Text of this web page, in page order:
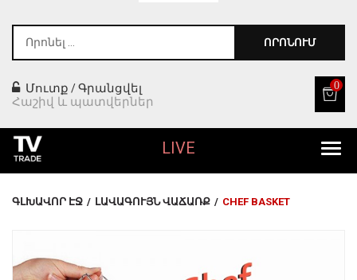
ՈՐՈՆՈՒՄ
Մուտք /Գրանցվել
Հաշիվ և պատվերներ
0
LIVE
ԳԼԽԱՎՈՐ ԷՋ / ԼԱՎԱԳՈՒՅՆ ՎԱՃԱՌՔ / CHEF BASKET